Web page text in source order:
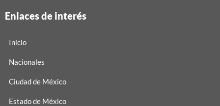
Enlaces de interés
Inicio
Nacionales
Ciudad de México
Estado de México